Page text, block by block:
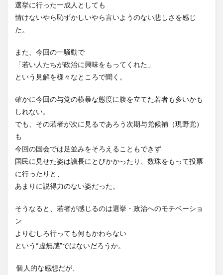
選挙に行った一成人としても
情けないやら恥ずかしいやら言いようのない悲しさを感じ
た。
また、今回の一騒動で
「若い人たちが政治に興味をもってくれた」
という見解を様々なところで聞く。
確かに今回の与党の横暴な態度に腹を立てた若者も多いかも
しれない。
でも、その若者が次に見るであろう次期与党候補（現野党）
も
今回の国会では足並みをそろえることもできず
国民に見せた姿は議長にとびかかったり、数珠をもって投票
に行ったりと、
あまりに説得力のない姿だった。
そうなると、若者が感じるのは選挙・政治へのモチベーショ
ン
よりむしろ行っても何もかわらない
という“虚無感”ではないだろうか。
個人的な感想だが、